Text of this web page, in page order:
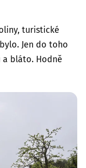
turistické
Jen do toho
a bláto. Hodně